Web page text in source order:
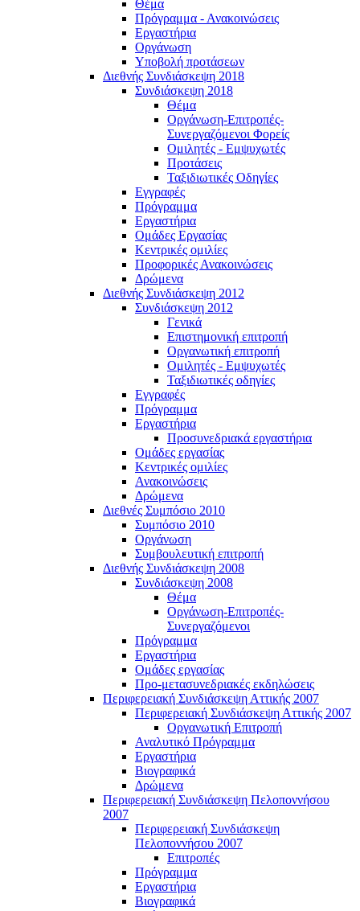
Θέμα
Πρόγραμμα - Ανακοινώσεις
Εργαστήρια
Οργάνωση
Υποβολή προτάσεων
Διεθνής Συνδιάσκεψη 2018
Συνδιάσκεψη 2018
Θέμα
Οργάνωση-Επιτροπές-
Συνεργαζόμενοι Φορείς
Ομιλητές - Εμψυχωτές
Προτάσεις
Ταξιδιωτικές Οδηγίες
Εγγραφές
Πρόγραμμα
Εργαστήρια
Ομάδες Εργασίας
Κεντρικές ομιλίες
Προφορικές Ανακοινώσεις
Δρώμενα
Διεθνής Συνδιάσκεψη 2012
Συνδιάσκεψη 2012
Γενικά
Επιστημονική επιτροπή
Οργανωτική επιτροπή
Ομιλητές - Εμψυχωτές
Ταξιδιωτικές οδηγίες
Εγγραφές
Πρόγραμμα
Εργαστήρια
Προσυνεδριακά εργαστήρια
Ομάδες εργασίας
Κεντρικές ομιλίες
Ανακοινώσεις
Δρώμενα
Διεθνές Συμπόσιο 2010
Συμπόσιο 2010
Οργάνωση
Συμβουλευτική επιτροπή
Διεθνής Συνδιάσκεψη 2008
Συνδιάσκεψη 2008
Θέμα
Οργάνωση-Επιτροπές-
Συνεργαζόμενοι
Πρόγραμμα
Εργαστήρια
Ομάδες εργασίας
Προ-μετασυνεδριακές εκδηλώσεις
Περιφερειακή Συνδιάσκεψη Αττικής 2007
Περιφερειακή Συνδιάσκεψη Αττικής 2007
Οργανωτική Επιτροπή
Αναλυτικό Πρόγραμμα
Εργαστήρια
Βιογραφικά
Δρώμενα
Περιφερειακή Συνδιάσκεψη Πελοποννήσου
2007
Περιφερειακή Συνδιάσκεψη
Πελοποννήσου 2007
Επιτροπές
Πρόγραμμα
Εργαστήρια
Βιογραφικά